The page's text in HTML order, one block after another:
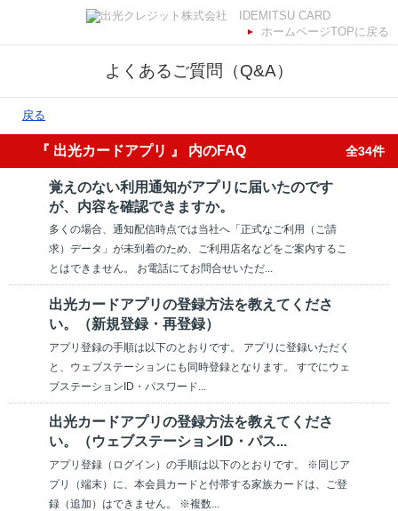
ホームページTOPに戻る
よくあるご質問（Q&A）
戻る
『 出光カードアプリ 』 内のFAQ 全34件
覚えのない利用通知がアプリに届いたのです
が、内容を確認できますか。
多くの場合、通知配信時点では当社へ「正式なご利用（ご請
求）データ」が未到着のため、ご利用店名などをご案内するこ
とはできません。 お電話にてお問合せいただ...
出光カードアプリの登録方法を教えてくださ
い。（新規登録・再登録）
アプリ登録の手順は以下のとおりです。 アプリに登録いただく
と、ウェブステーションにも同時登録となります。 すでにウェ
ブステーションID・パスワード...
出光カードアプリの登録方法を教えてくださ
い。（ウェブステーションID・パス...
アプリ登録（ログイン）の手順は以下のとおりです。 ※同じア
プリ（端末）に、本会員カードと付帯する家族カードは、ご登
録（追加）はできません。 ※複数...